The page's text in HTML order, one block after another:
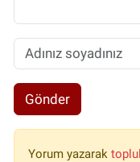
Gönder
Yorum yazarak